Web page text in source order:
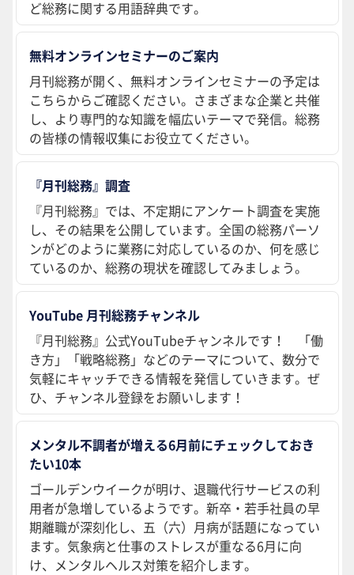
ど総務に関する用語辞典です。
無料オンラインセミナーのご案内
月刊総務が開く、無料オンラインセミナーの予定は
こちらからご確認ください。さまざまな企業と共催
し、より専門的な知識を幅広いテーマで発信。総務
の皆様の情報収集にお役立てください。
『月刊総務』調査
『月刊総務』では、不定期にアンケート調査を実施
し、その結果を公開しています。全国の総務パーソ
ンがどのように業務に対応しているのか、何を感じ
ているのか、総務の現状を確認してみましょう。
YouTube 月刊総務チャンネル
『月刊総務』公式YouTubeチャンネルです！ 「働
き方」「戦略総務」などのテーマについて、数分で
気軽にキャッチできる情報を発信していきます。ぜ
ひ、チャンネル登録をお願いします！
メンタル不調者が増える6月前にチェックしておき
たい10本
ゴールデンウイークが明け、退職代行サービスの利
用者が急増しているようです。新卒・若手社員の早
期離職が深刻化し、五（六）月病が話題になってい
ます。気象病と仕事のストレスが重なる6月に向
け、メンタルヘルス対策を紹介します。